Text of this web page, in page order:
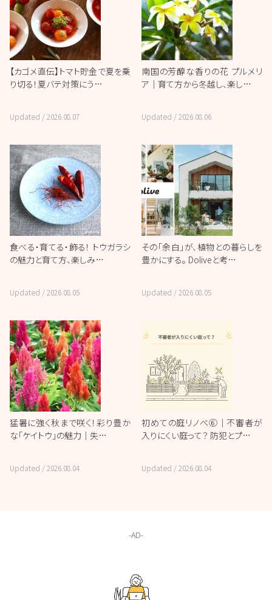
【カゴメ直伝】トマト貯金で夏を乗
り切る！夏バテ対策にう…
Updated /2026.08.07
南国の芳醇な香りの花 プルメリ
ア｜育て方から冬越し、楽し…
Updated /2026.08.06
食べる・育てる・飾る！ トウガラシ
の魅力と育て方、楽しみ…
Updated /2026.08.05
その「余白」が、植物との暮らしを
豊かにする。 Doliveと考…
Updated /2026.08.05
猛暑に強く秋まで咲く！彩り豊か
な「ケイトウ」の魅力｜失…
Updated /2026.08.04
初めての庭リノベ⑥｜不審者が
入りにくい庭って？ 防犯とプ…
Updated /2026.08.04